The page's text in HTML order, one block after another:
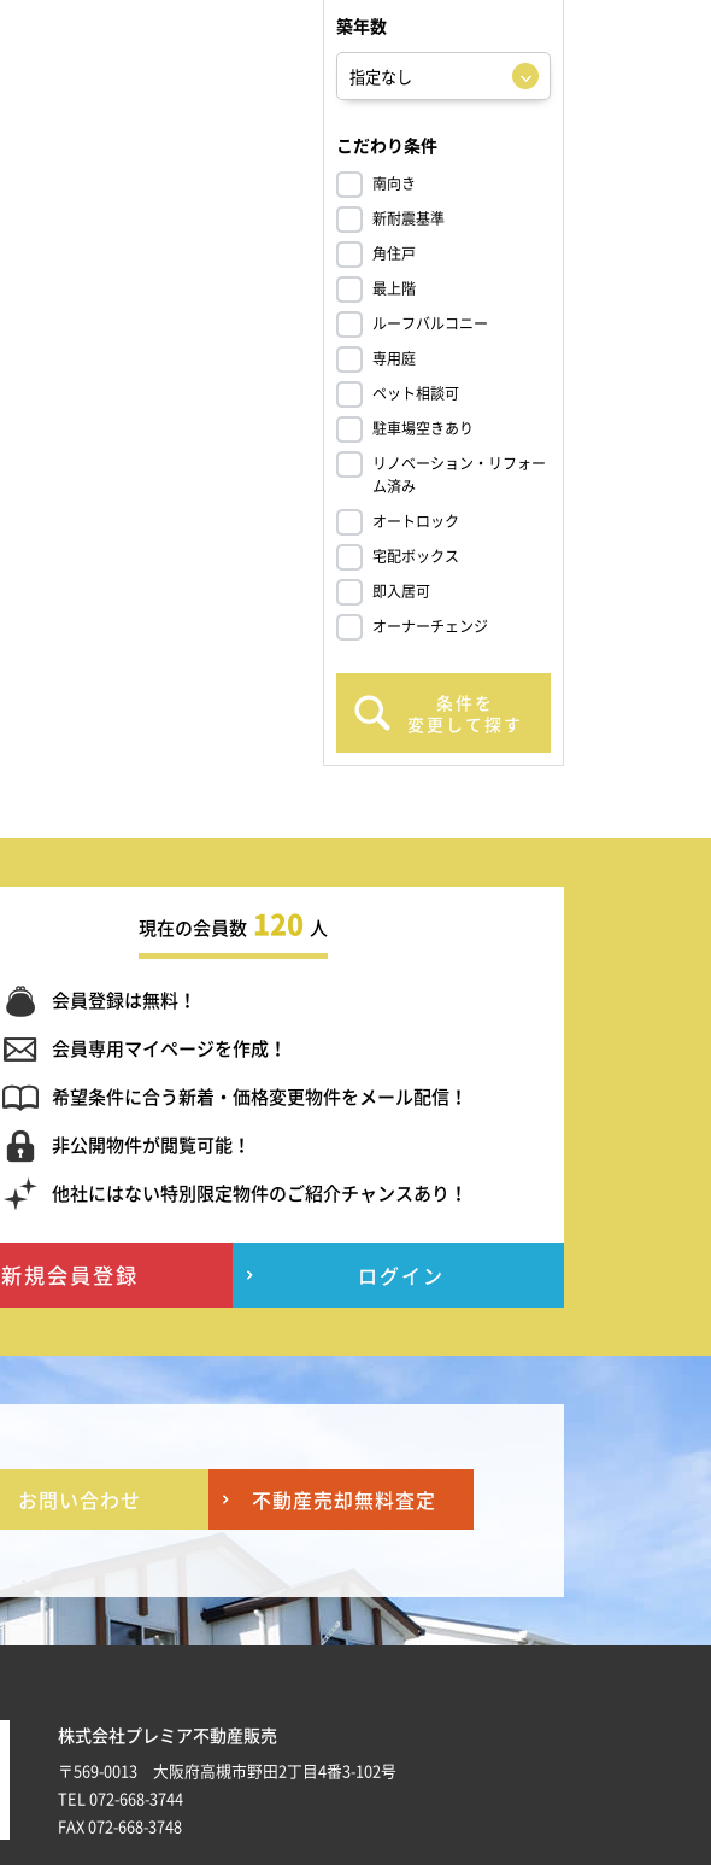
築年数
こだわり条件
南向き
新耐震基準
角住戸
最上階
ルーフバルコニー
専用庭
ペット相談可
駐車場空きあり
リノベーション・リフォー
ム済み
オートロック
宅配ボックス
即入居可
オーナーチェンジ
条件を
変更して探す
現在の会員数 120 人
会員登録は無料！
会員専用マイページを作成！
希望条件に合う新着・価格変更物件をメール配信！
非公開物件が閲覧可能！
他社にはない特別限定物件のご紹介チャンスあり！
新規会員登録 ログイン
お問い合わせ 不動産売却無料査定
株式会社プレミア不動産販売
〒569-0013 大阪府高槻市野田2丁目4番3-102号
TEL 072-668-3744
FAX 072-668-3748